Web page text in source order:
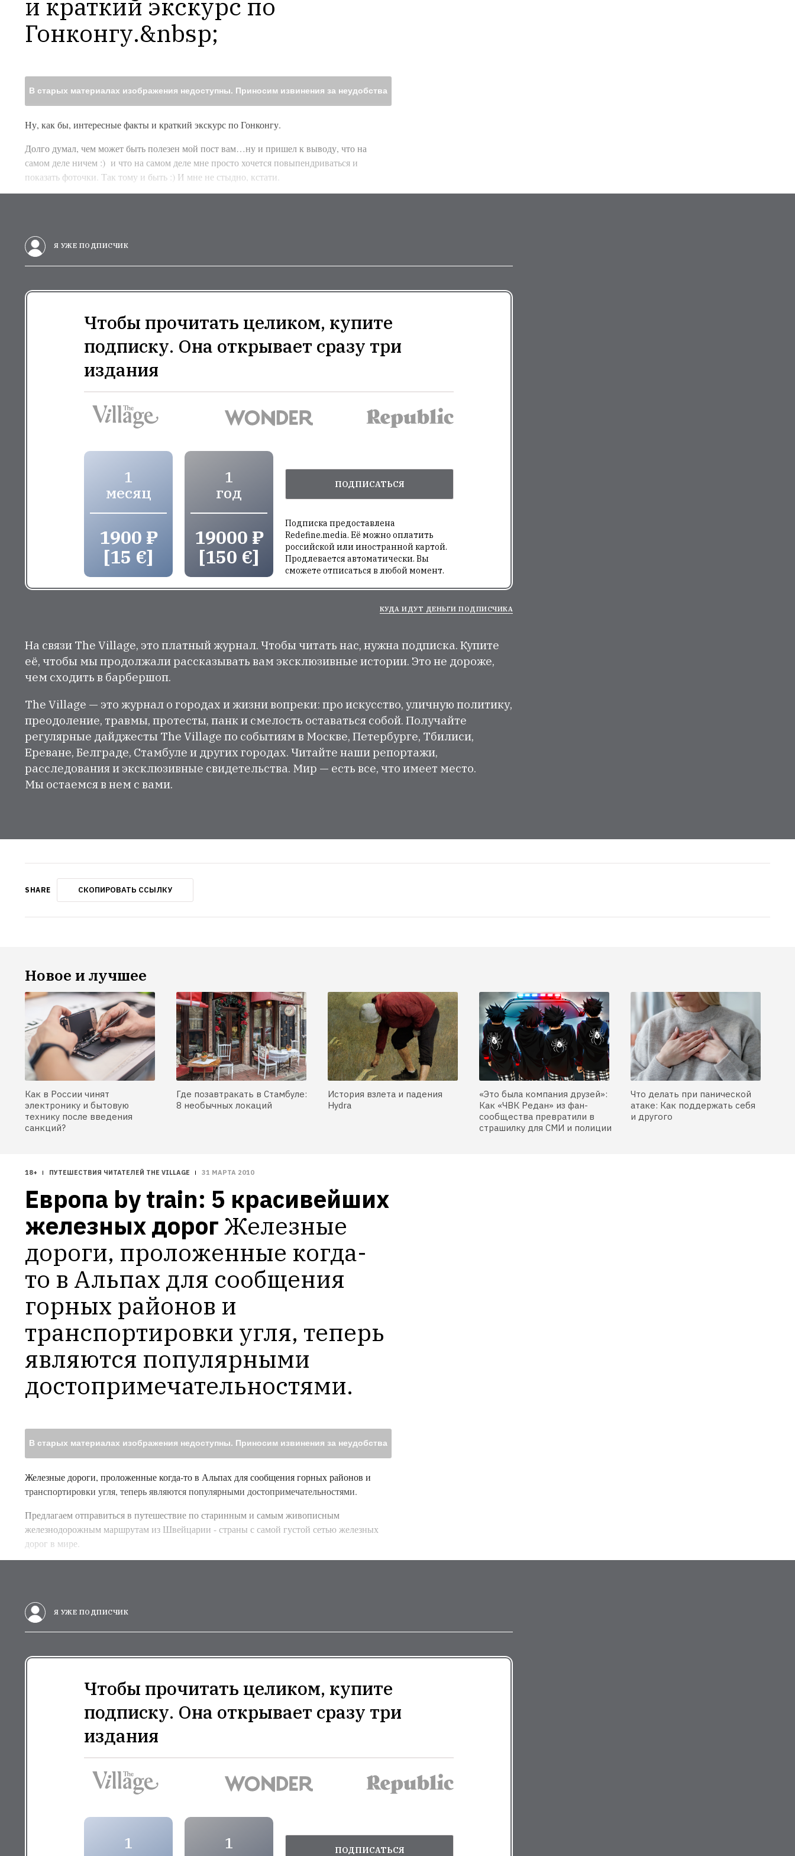
и краткий экскурс по
Гонконгу.&nbsp;
В старых материалах изображения недоступны. Приносим извинения за неудобства
Ну, как бы, интересные факты и краткий экскурс по Гонконгу.
Долго думал, чем может быть полезен мой пост вам…ну и пришел к выводу, что на
самом деле ничем :) и что на самом деле мне просто хочется повыпендриваться и
показать фоточки. Так тому и быть :) И мне не стыдно, кстати.
Я УЖЕ ПОДПИСЧИК
Чтобы прочитать целиком, купите
подписку. Она открывает сразу три
издания
1
месяц
1900 ₽
[15 €]
1
год
19000 ₽
[150 €]
ПОДПИСАТЬСЯ
Подписка предоставлена
Redefine.media. Её можно оплатить
российской или иностранной картой.
Продлевается автоматически. Вы
сможете отписаться в любой момент.
КУДА ИДУТ ДЕНЬГИ ПОДПИСЧИКА
На связи The Village, это платный журнал. Чтобы читать нас, нужна подписка. Купите
её, чтобы мы продолжали рассказывать вам эксклюзивные истории. Это не дороже,
чем сходить в барбершоп.
The Village — это журнал о городах и жизни вопреки: про искусство, уличную политику,
преодоление, травмы, протесты, панк и смелость оставаться собой. Получайте
регулярные дайджесты The Village по событиям в Москве, Петербурге, Тбилиси,
Ереване, Белграде, Стамбуле и других городах. Читайте наши репортажи,
расследования и эксклюзивные свидетельства. Мир — есть все, что имеет место.
Мы остаемся в нем с вами.
SHARE СКОПИРОВАТЬ ССЫЛКУ
Новое и лучшее
Как в России чинят
электронику и бытовую
технику после введения
санкций?
Где позавтракать в Стамбуле:
8 необычных локаций
История взлета и падения
Hydra
«Это была компания друзей»:
Как «ЧВК Редан» из фан-
сообщества превратили в
страшилку для СМИ и полиции
Что делать при панической
атаке: Как поддержать себя
и другого
18+ ПУТЕШЕСТВИЯ ЧИТАТЕЛЕЙ THE VILLAGE 31 МАРТА 2010
Европа by train: 5 красивейших
железных дорогЖелезные
дороги, проложенные когда-
то в Альпах для сообщения
горных районов и
транспортировки угля, теперь
являются популярными
достопримечательностями.
В старых материалах изображения недоступны. Приносим извинения за неудобства
Железные дороги, проложенные когда-то в Альпах для сообщения горных районов и
транспортировки угля, теперь являются популярными достопримечательностями.
Предлагаем отправиться в путешествие по старинным и самым живописным
железнодорожным маршрутам из Швейцарии - страны с самой густой сетью железных
дорог в мире.
Я УЖЕ ПОДПИСЧИК
Чтобы прочитать целиком, купите
подписку. Она открывает сразу три
издания
1
1
ПОДПИСАТЬСЯ